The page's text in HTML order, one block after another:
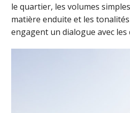
le quartier, les volumes
matière enduite et les tonalités
engagent un dialogue avec